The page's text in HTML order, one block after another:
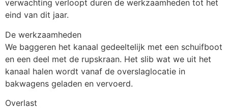
verwachting verloopt duren de werkzaamheden tot het
eind van dit jaar.
De werkzaamheden
We baggeren het kanaal gedeeltelijk met een schuifboot
en een deel met de rupskraan. Het slib wat we uit het
kanaal halen wordt vanaf de overslaglocatie in
bakwagens geladen en vervoerd.
Overlast